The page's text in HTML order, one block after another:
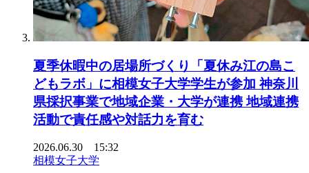
夏季休暇中の居場所づくり「夏休み江の島こ
どもラボ」に相模女子大学学生が参加 神奈川
県採択事業で地域企業・大学が連携 地域連携
活動で責任感や対話力を育む
2026.06.30 15:32
相模女子大学